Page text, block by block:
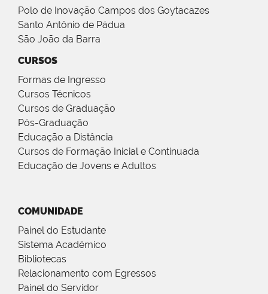
Polo de Inovação Campos dos Goytacazes
Santo Antônio de Pádua
São João da Barra
CURSOS
Formas de Ingresso
Cursos Técnicos
Cursos de Graduação
Pós-Graduação
Educação a Distância
Cursos de Formação Inicial e Continuada
Educação de Jovens e Adultos
COMUNIDADE
Painel do Estudante
Sistema Acadêmico
Bibliotecas
Relacionamento com Egressos
Painel do Servidor